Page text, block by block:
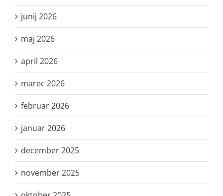
junij 2026
maj 2026
april 2026
marec 2026
februar 2026
januar 2026
december 2025
november 2025